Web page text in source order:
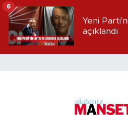
Yeni
açıklandı
6